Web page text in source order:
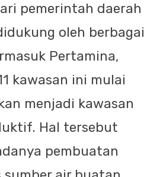
pemerintah daerah
oleh berbagai
Pertamina,
kawasan ini mulai
menjadi kawasan
Hal tersebut
pembuatan